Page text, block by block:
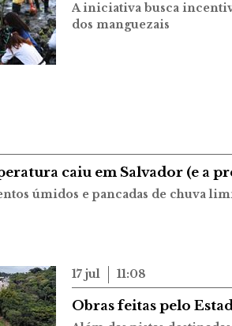
A iniciativa busca
dos manguezais
caiu em Salvador (e a
úmidos e pancadas de chuva
17 jul 11:08
Obras feitas pelo